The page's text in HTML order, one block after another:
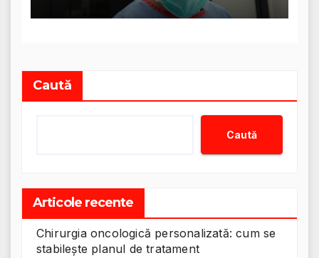
Caută
Caută
Articole recente
Chirurgia oncologică personalizată: cum se
stabilește planul de tratament